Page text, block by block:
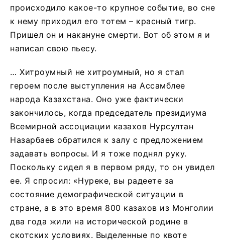
происходило какое-то крупное событие, во сне
к нему приходил его тотем – красный тигр.
Пришел он и накануне смерти. Вот об этом я и
написал свою пьесу.
… Хитроумный не хитроумный, но я стал
героем после выступления на Ассамблее
народа Казахстана. Оно уже фактически
закончилось, когда председатель президиума
Всемирной ассоциации казахов Нурсултан
Назарбаев обратился к залу с предложением
задавать вопросы. И я тоже поднял руку.
Поскольку сидел я в первом ряду, то он увидел
ее. Я спросил: «Нуреке, вы радеете за
состояние демографической ситуации в
стране, а в это время 800 казахов из Монголии
два года жили на исторической родине в
скотских условиях. Выделенные по квоте